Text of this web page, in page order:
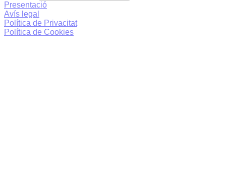
Presentació
Avís legal
Política de Privacitat
Política de Cookies